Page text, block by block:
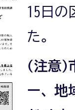
15日の
た。
(注意)
ー、地